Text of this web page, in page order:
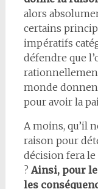
alors
certains
impératifs
défendre que
monde
pour avoir la
A moins, qu’il
raison pour
décision fera
? Ainsi, pour
les